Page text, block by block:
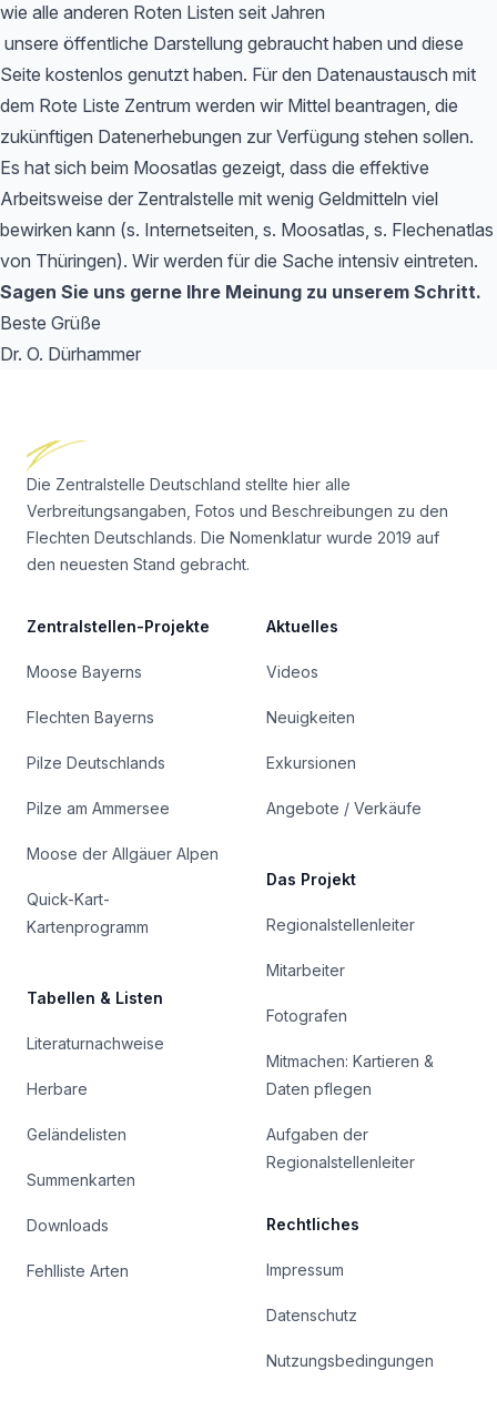
wie alle anderen Roten Listen seit Jahren
unsere öffentliche Darstellung gebraucht haben und diese
Seite kostenlos genutzt haben. Für den Datenaustausch mit
dem Rote Liste Zentrum werden wir Mittel beantragen, die
zukünftigen Datenerhebungen zur Verfügung stehen sollen.
Es hat sich beim Moosatlas gezeigt, dass die effektive
Arbeitsweise der Zentralstelle mit wenig Geldmitteln viel
bewirken kann (s. Internetseiten, s. Moosatlas, s. Flechenatlas
von Thüringen). Wir werden für die Sache intensiv eintreten.
Sagen Sie uns gerne Ihre Meinung zu unserem Schritt.
Beste Grüße
Dr. O. Dürhammer
Die Zentralstelle Deutschland stellte hier alle
Verbreitungsangaben, Fotos und Beschreibungen zu den
Flechten Deutschlands. Die Nomenklatur wurde 2019 auf
den neuesten Stand gebracht.
Zentralstellen-Projekte
Moose Bayerns
Flechten Bayerns
Pilze Deutschlands
Pilze am Ammersee
Moose der Allgäuer Alpen
Quick-Kart-
Kartenprogramm
Tabellen & Listen
Literaturnachweise
Herbare
Geländelisten
Summenkarten
Downloads
Fehlliste Arten
Aktuelles
Videos
Neuigkeiten
Exkursionen
Angebote / Verkäufe
Das Projekt
Regionalstellenleiter
Mitarbeiter
Fotografen
Mitmachen: Kartieren &
Daten pflegen
Aufgaben der
Regionalstellenleiter
Rechtliches
Impressum
Datenschutz
Nutzungsbedingungen